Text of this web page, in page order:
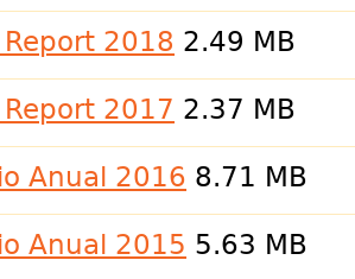
2018 2.49 MB
2017 2.37 MB
Anual 2016 8.71 MB
Anual 2015 5.63 MB